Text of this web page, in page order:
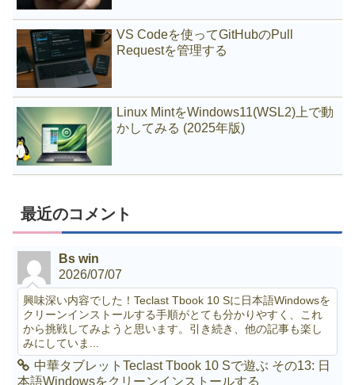
VS Codeを使ってGitHubのPull
Requestを管理する
Linux MintをWindows11(WSL2)上で動
かしてみる (2025年版)
最近のコメント
Bs win
2026/07/07
興味深い内容でした！Teclast Tbook 10 Sに日本語Windowsを
クリーンインストールする手順がとても分かりやすく、これ
から挑戦してみようと思います。引き続き、他の記事も楽し
みにしていま...
中華タブレットTeclast Tbook 10 Sで遊ぶ その13: 日
本語Windowsをクリーンインストールする